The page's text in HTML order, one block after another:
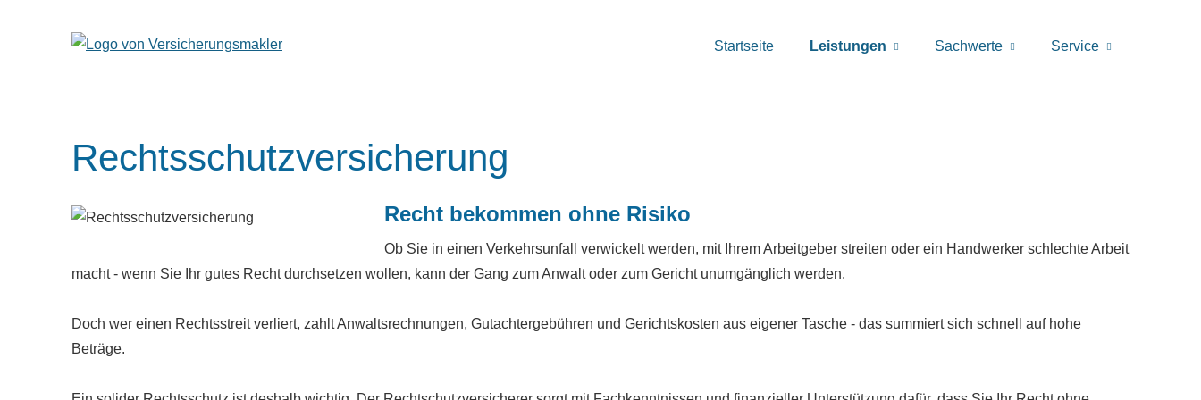
Startseite Leistungen Sachwerte Service
Rechts­schutz­ver­si­che­rung
Recht bekommen ohne Risiko
Ob Sie in einen Verkehrsunfall verwickelt werden, mit Ihrem Arbeitgeber streiten oder ein Handwerker schlechte Arbeit
macht - wenn Sie Ihr gutes Recht durchsetzen wollen, kann der Gang zum Anwalt oder zum Gericht unumgänglich werden.
Doch wer einen Rechtsstreit verliert, zahlt Anwaltsrechnungen, Gutachtergebühren und Gerichtskosten aus eigener Tasche - das summiert sich schnell auf hohe
Beträge.